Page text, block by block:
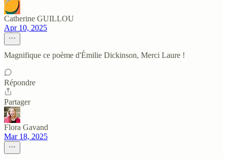
Catherine GUILLOU
Apr 10, 2025
Magnifique ce poème d'Émilie Dickinson, Merci Laure !
Répondre
Partager
Flora Gavand
Mar 18, 2025